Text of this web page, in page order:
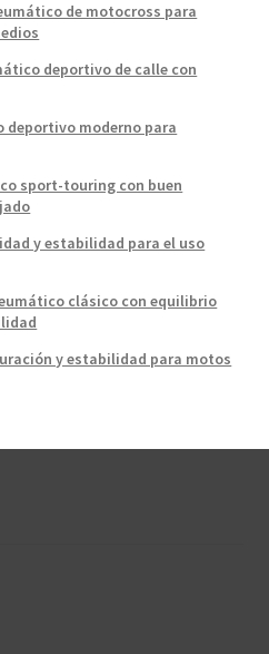
de motocross para
deportivo de calle con
deportivo moderno para
sport-touring con buen
y estabilidad para el uso
clásico con equilibrio
y estabilidad para motos